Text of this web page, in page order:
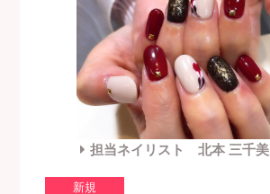
担当ネイリスト 北本 三千美
新規